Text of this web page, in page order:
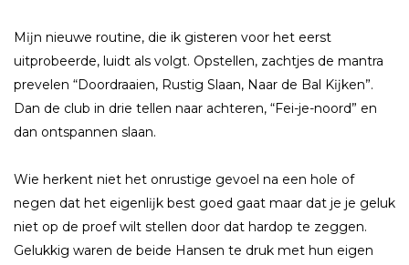
Mĳn nieuwe routine, die ik gisteren voor het eerst
uitprobeerde, luidt als volgt. Opstellen, zachtjes de mantra
prevelen “Doordraaien, Rustig Slaan, Naar de Bal Kĳken”.
Dan de club in drie tellen naar achteren, “Fei-je-noord” en
dan ontspannen slaan.
Wie herkent niet het onrustige gevoel na een hole of
negen dat het eigenlĳk best goed gaat maar dat je je geluk
niet op de proef wilt stellen door dat hardop te zeggen.
Gelukkig waren de beide Hansen te druk met hun eigen